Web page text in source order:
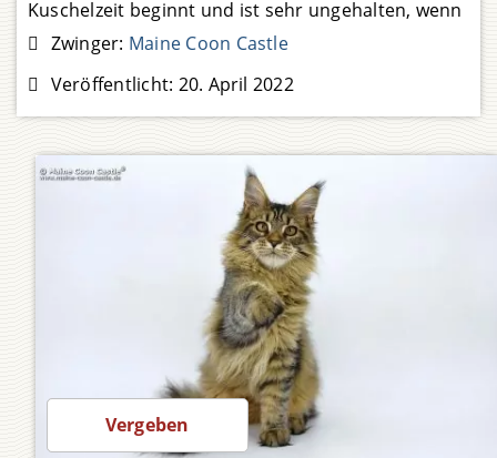
Kuschelzeit beginnt und ist sehr ungehalten, wenn
genau dann das Zweibein keine Zeit hat. Das Mädel
Weiterlesen …
Zwinger: Maine Coon Castle
Veröffentlicht: 20. April 2022
1.500,00
Vergeben